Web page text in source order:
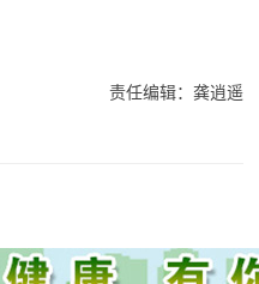
责任编辑：龚逍遥